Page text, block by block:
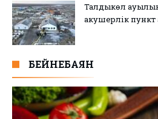
Талдыкөл
акушерлік
БЕЙНЕБАЯН